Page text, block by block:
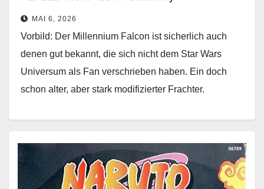
MAI 6, 2026
Vorbild: Der Millennium Falcon ist sicherlich auch
denen gut bekannt, die sich nicht dem Star Wars
Universum als Fan verschrieben haben. Ein doch
schon alter, aber stark modifizierter Frachter.